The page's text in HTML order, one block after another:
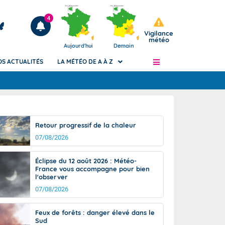
Articles
4
Aujourd'hui Demain
Vigilance
météo
de
Phénomènes dangereux de J+2 à J+7
Avertissement pluies intenses à l'échelle
des communes (Apic)
Bulletins Marine
Bulletins d'estimation du risque
d'avalanche
Météo des forêts
Vigicrues
ACTUALITÉS LA MÉTÉO DE A À Z
Retour progressif de la chaleur
07/08/2026
Éclipse du 12 août 2026 : Météo-
France vous accompagne pour bien
l'observer
07/08/2026
Feux de forêts : danger élevé dans le
Sud